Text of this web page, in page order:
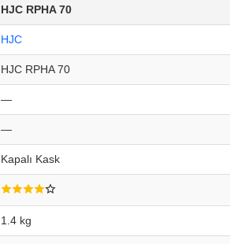
HJC RPHA 70
HJC
HJC RPHA 70
—
—
Kapalı Kask
1.4 kg